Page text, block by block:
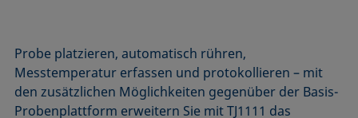
Probe platzieren, automatisch rühren,
Messtemperatur erfassen und protokollieren – mit
den zusätzlichen Möglichkeiten gegenüber der Basis-
Probenplattform erweitern Sie mit TJ1111 das